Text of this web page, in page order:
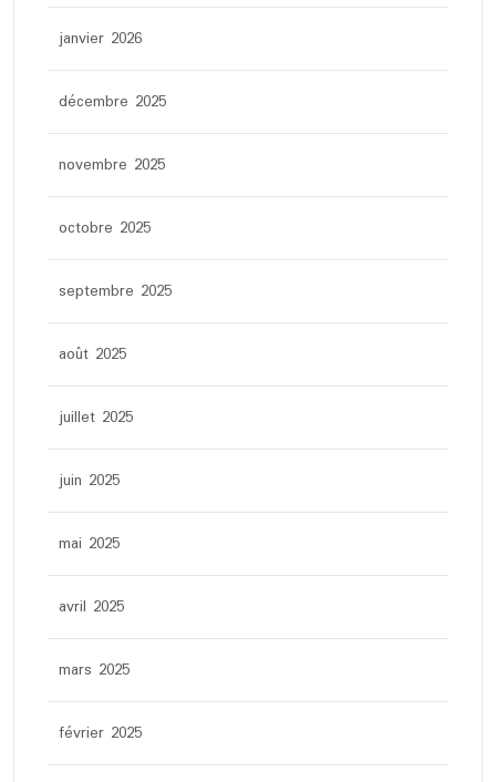
janvier 2026
décembre 2025
novembre 2025
octobre 2025
septembre 2025
août 2025
juillet 2025
juin 2025
mai 2025
avril 2025
mars 2025
février 2025